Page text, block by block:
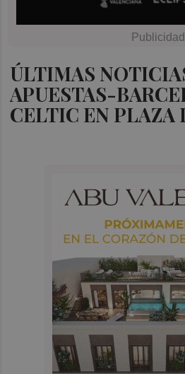
ÚLTIMAS
APUESTAS-
CELTIC EN PLAZA